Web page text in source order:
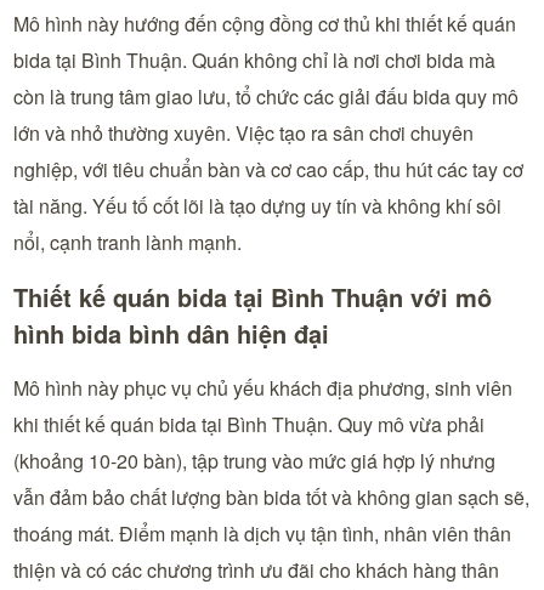
Mô hình này hướng đến cộng đồng cơ thủ khi thiết kế quán
bida tại Bình Thuận. Quán không chỉ là nơi chơi bida mà
còn là trung tâm giao lưu, tổ chức các giải đấu bida quy mô
lớn và nhỏ thường xuyên. Việc tạo ra sân chơi chuyên
nghiệp, với tiêu chuẩn bàn và cơ cao cấp, thu hút các tay cơ
tài năng. Yếu tố cốt lõi là tạo dựng uy tín và không khí sôi
nổi, cạnh tranh lành mạnh.
Thiết kế quán bida tại Bình Thuận với mô
hình bida bình dân hiện đại
Mô hình này phục vụ chủ yếu khách địa phương, sinh viên
khi thiết kế quán bida tại Bình Thuận. Quy mô vừa phải
(khoảng 10-20 bàn), tập trung vào mức giá hợp lý nhưng
vẫn đảm bảo chất lượng bàn bida tốt và không gian sạch sẽ,
thoáng mát. Điểm mạnh là dịch vụ tận tình, nhân viên thân
thiện và có các chương trình ưu đãi cho khách hàng thân